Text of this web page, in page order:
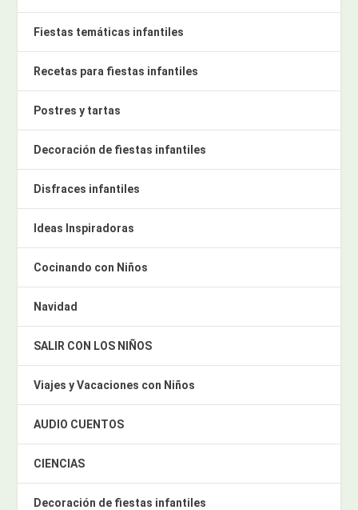
Fiestas temáticas infantiles
Recetas para fiestas infantiles
Postres y tartas
Decoración de fiestas infantiles
Disfraces infantiles
Ideas Inspiradoras
Cocinando con Niños
Navidad
SALIR CON LOS NIÑOS
Viajes y Vacaciones con Niños
AUDIO CUENTOS
CIENCIAS
Decoración de fiestas infantiles